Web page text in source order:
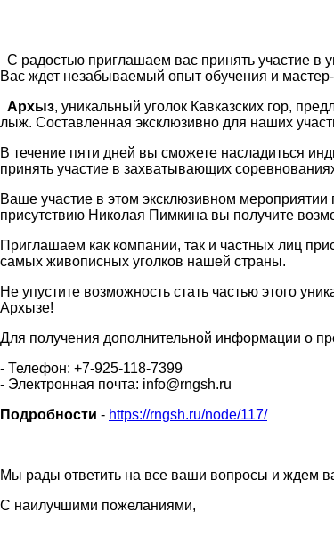
С радостью приглашаем вас принять участие в
Вас ждет незабываемый опыт обучения и
Архыз, уникальный уголок Кавказских гор,
лыж. Составленная эксклюзивно для наших
В течение пяти дней вы сможете насладиться
принять участие в захватывающих
Ваше участие в этом эксклюзивном
присутствию Николая Пимкина вы получите
Приглашаем как компании, так и частных лиц
самых живописных уголков нашей страны.
Не упустите возможность стать частью этого
Архызе!
Для получения дополнительной информации о
- Телефон: +7-925-118-7399
- Электронная почта: info@rngsh.ru
Подробности - https://rngsh.ru/node/117/
Мы рады ответить на все ваши вопросы и ждем
С наилучшими пожеланиями,